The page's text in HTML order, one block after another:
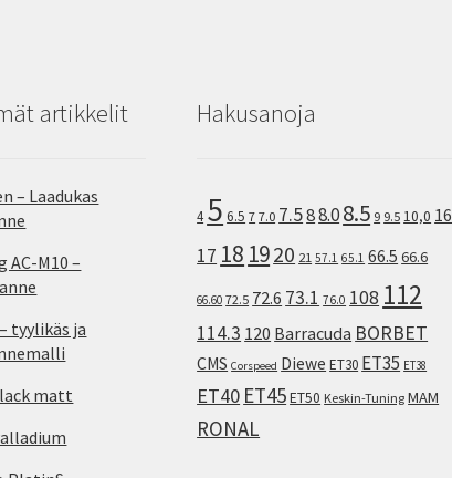
artikkelit
– Laadukas
AC-M10 –
tyylikäs ja
matt
Hakusanoja
4 5 6.5 7 7.0 7.588.08.5 9 9.5 10,0 16
17 18 1920 21 57.1 65.1 66.5 66.6
66.60 72.5 72.6 73.1 76.0 108 112
114.3 120 Barracuda BORBET
CMS Corspeed Diewe ET30 ET35 ET38
ET40 ET45ET50 Keskin-Tuning MAM
RONAL